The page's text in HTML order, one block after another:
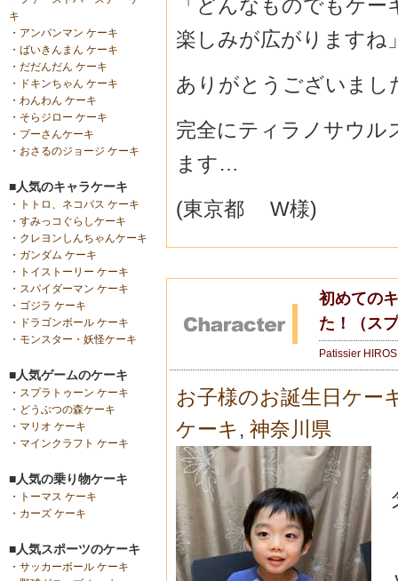
キ
・ アンパンマン ケーキ
・ ばいきんまん ケーキ
・ だだんだん ケーキ
・
ドキンちゃん ケーキ
・ わんわん ケーキ
・ そらジロー ケーキ
・ プーさんケーキ
・ おさるのジョージ ケーキ
■人気のキャラケーキ
・
トトロ、ネコバス ケーキ
・ すみっコぐらしケーキ
・ クレヨンしんちゃんケーキ
・ ガンダム ケーキ
・
トイストーリー ケーキ
・ スパイダーマン ケーキ
・ ゴジラ ケーキ
・
ドラゴンボール ケーキ
・ モンスター・妖怪ケーキ
■人気ゲームのケーキ
・ スプラトゥーン ケーキ
・ どうぶつの森ケーキ
・ マリオ ケーキ
・ マインクラフト ケーキ
■人気の乗り物ケーキ
・
トーマス ケーキ
・ カーズ ケーキ
■人気スポーツのケーキ
・ サッカーボール ケーキ
「どんなものでもケ
楽しみが広がりますね
ありがとうございまし
完全にティラノサウル
ます…
(東京都 W様)
初めての
た！（ス
Patissier
お子様のお誕生日ケー
ケーキ , 神奈川県